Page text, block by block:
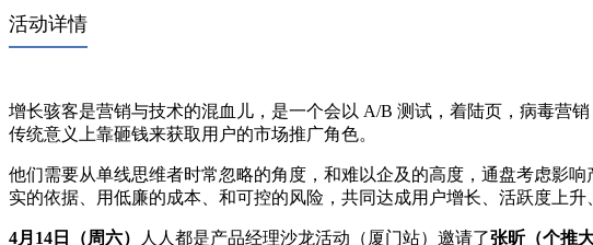
活动详情
增长骇客是营销与技术的混血儿，是一个会以 A/B 测试，着陆页，病毒营
传统意义上靠砸钱来获取用户的市场推广角色。
他们需要从单线思维者时常忽略的角度，和难以企及的高度，通盘考虑影
实的依据、用低廉的成本、和可控的风险，共同达成用户增长、活跃度上升
4月14日（周六） 人人都是产品经理沙龙活动（厦门站）邀请了张昕（个推